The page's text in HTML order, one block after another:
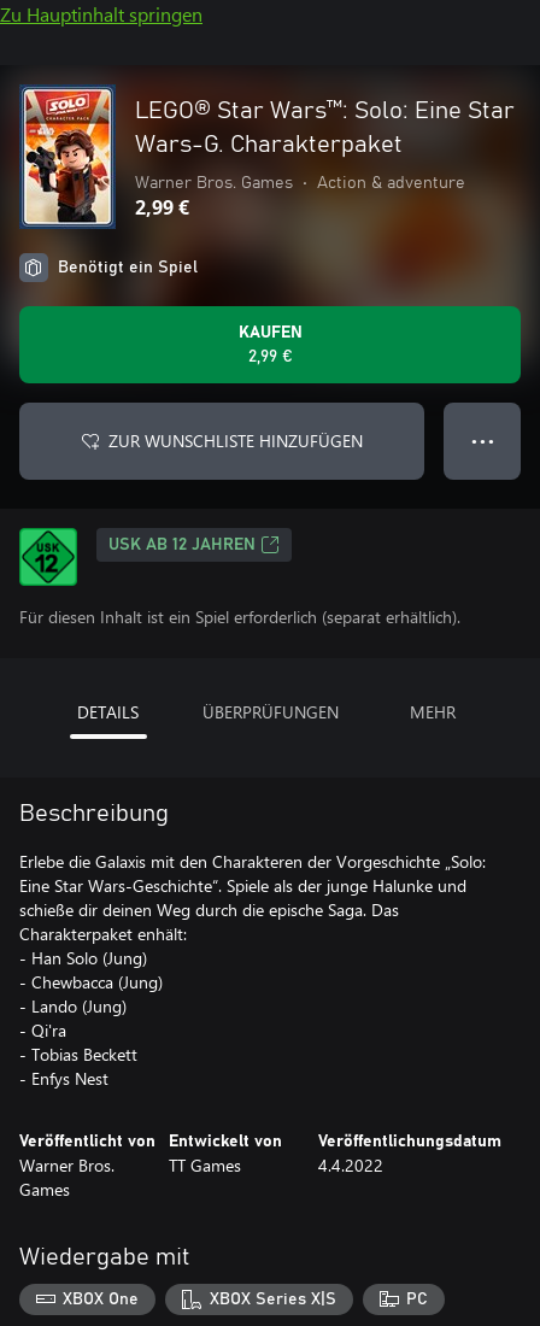
Zu Hauptinhalt springen
LEGO® Star Wars™: Solo: Eine Star
Wars-G. Charakterpaket
Warner Bros. Games • Action & adventure
2,99 €
Benötigt ein Spiel
KAUFEN
2,99 €
ZUR WUNSCHLISTE HINZUFÜGEN ● ● ●
USK AB 12 JAHREN
Für diesen Inhalt ist ein Spiel erforderlich (separat erhältlich).
DETAILS ÜBERPRÜFUNGEN MEHR
Beschreibung
Erlebe die Galaxis mit den Charakteren der Vorgeschichte „Solo:
Eine Star Wars-Geschichte“. Spiele als der junge Halunke und
schieße dir deinen Weg durch die epische Saga. Das
Charakterpaket enhält:
- Han Solo (Jung)
- Chewbacca (Jung)
- Lando (Jung)
- Qi'ra
- Tobias Beckett
- Enfys Nest
Veröffentlicht von
Warner Bros.
Games
Entwickelt von
TT Games
Veröffentlichungsdatum
4.4.2022
Wiedergabe mit
XBOX One XBOX Series X|S PC